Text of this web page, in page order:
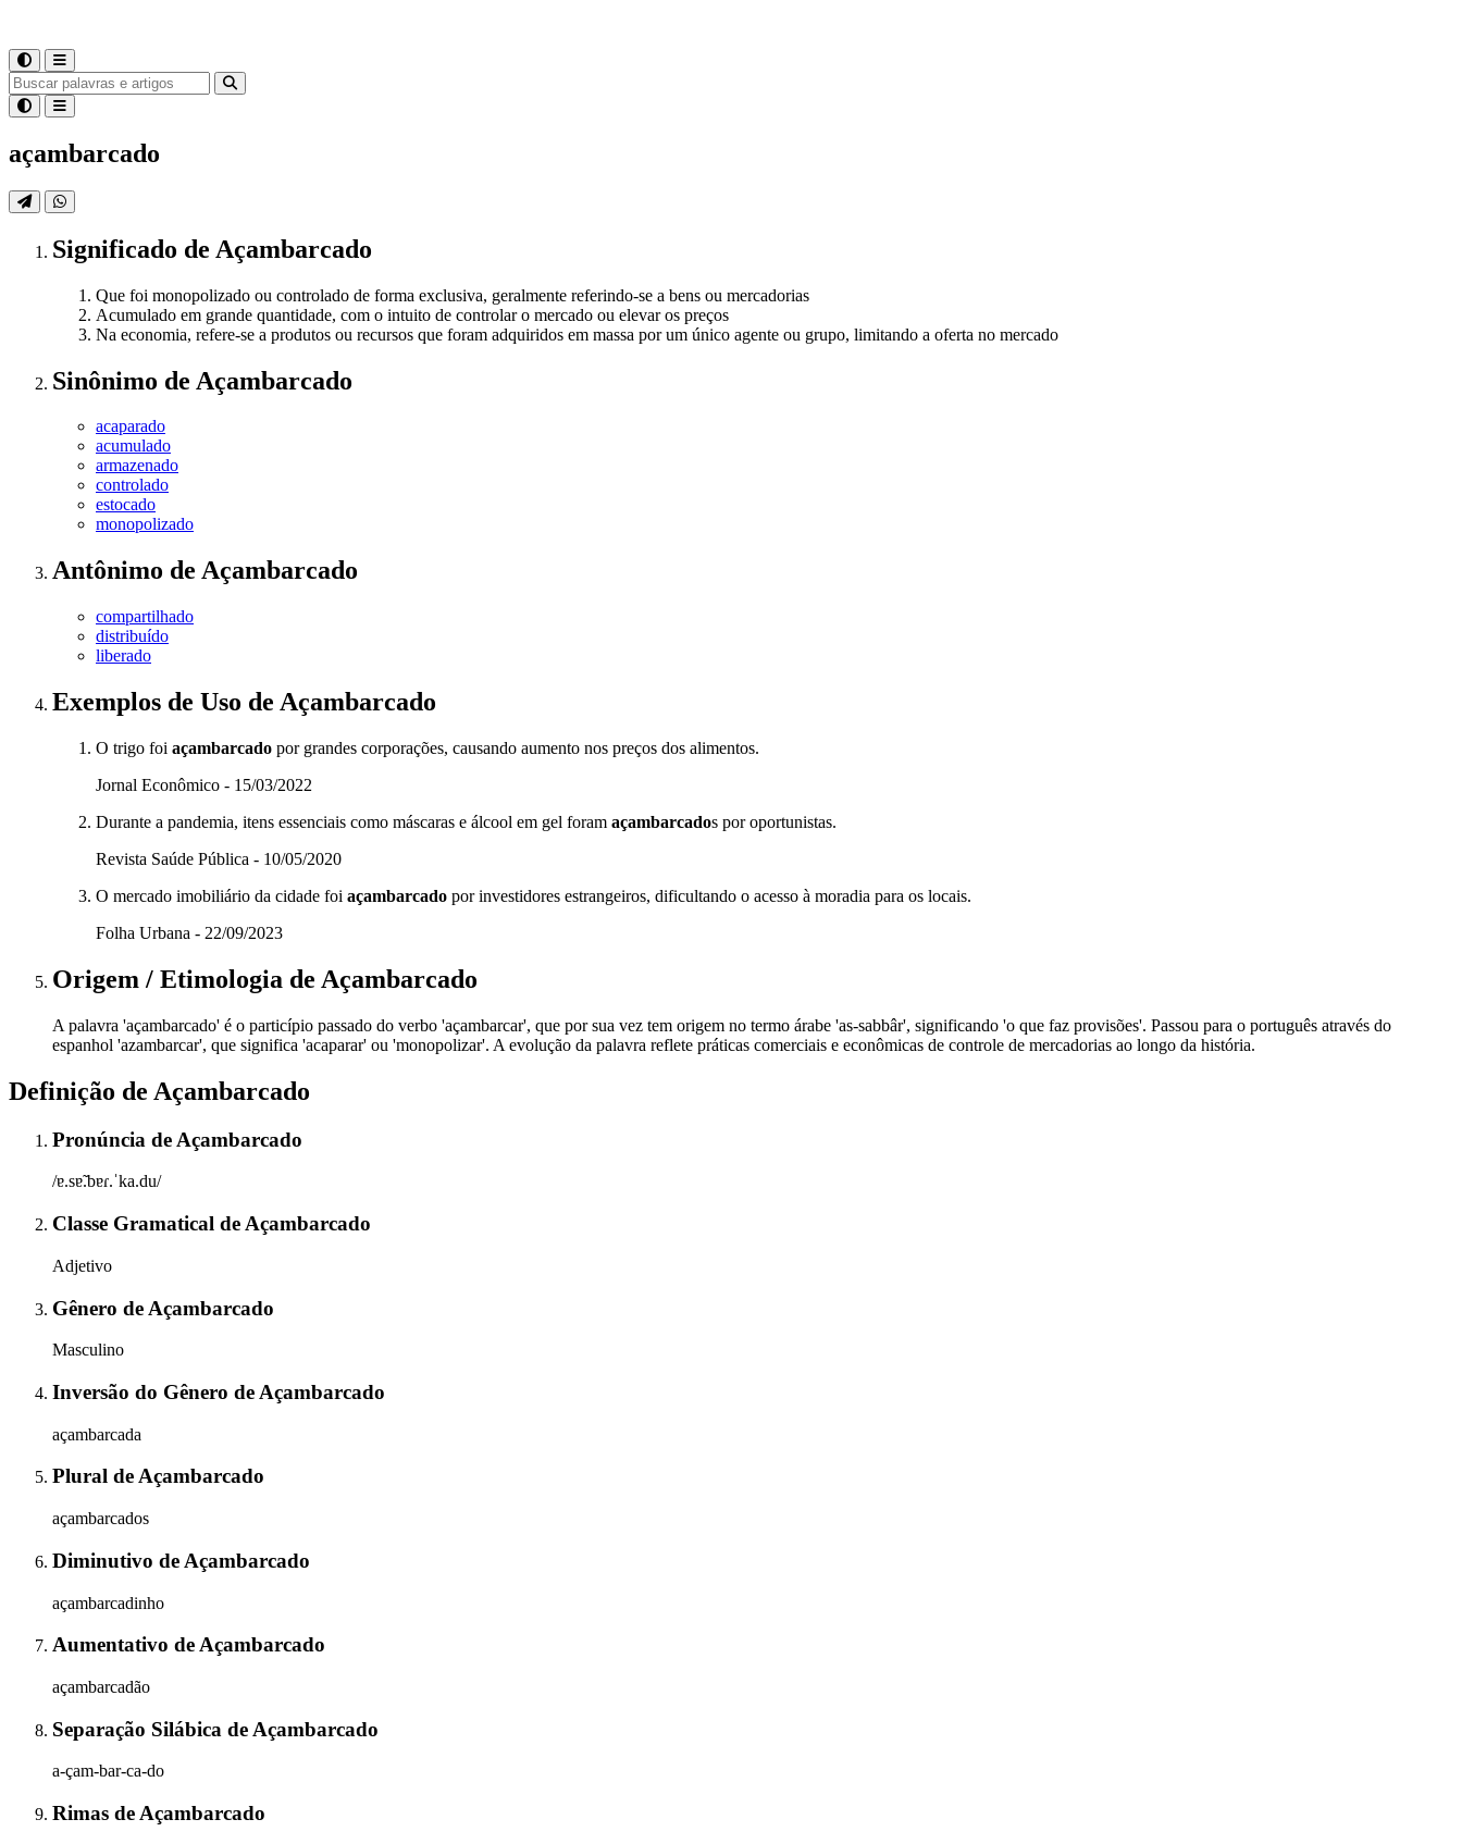
açambarcado
Significado de Açambarcado
Que foi monopolizado ou controlado de forma exclusiva, geralmente referindo-se a bens ou mercadorias
Acumulado em grande quantidade, com o intuito de controlar o mercado ou elevar os preços
Na economia, refere-se a produtos ou recursos que foram adquiridos em massa por um único agente ou grupo, limitando a oferta no mercado
Sinônimo de Açambarcado
acaparado
acumulado
armazenado
controlado
estocado
monopolizado
Antônimo de Açambarcado
compartilhado
distribuído
liberado
Exemplos de Uso de Açambarcado
O trigo foi açambarcado por grandes corporações, causando aumento nos preços dos alimentos.
Jornal Econômico - 15/03/2022
Durante a pandemia, itens essenciais como máscaras e álcool em gel foram açambarcados por oportunistas.
Revista Saúde Pública - 10/05/2020
O mercado imobiliário da cidade foi açambarcado por investidores estrangeiros, dificultando o acesso à moradia para os locais.
Folha Urbana - 22/09/2023
Origem / Etimologia de Açambarcado
A palavra 'açambarcado' é o particípio passado do verbo 'açambarcar', que por sua vez tem origem no termo árabe 'as-sabbâr', significando 'o que faz provisões'. Passou para o português através do
espanhol 'azambarcar', que significa 'acaparar' ou 'monopolizar'. A evolução da palavra reflete práticas comerciais e econômicas de controle de mercadorias ao longo da história.
Definição de Açambarcado
Pronúncia de Açambarcado
/ɐ.sɐ̃.bɐɾ.ˈka.du/
Classe Gramatical de Açambarcado
Adjetivo
Gênero de Açambarcado
Masculino
Inversão do Gênero de Açambarcado
açambarcada
Plural deAçambarcado
açambarcados
Diminutivo de Açambarcado
açambarcadinho
Aumentativo deAçambarcado
açambarcadão
Separação Silábica de Açambarcado
a-çam-bar-ca-do
Rimas de Açambarcado